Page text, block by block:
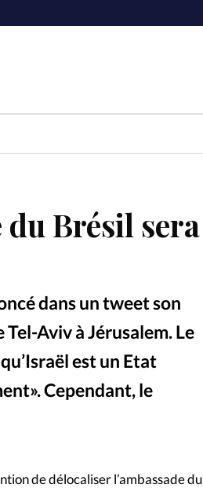
Faire un don
La rédaction
Mon compte
du Brésil sera
dans un tweet son
Aviv à Jérusalem. Le
est un Etat
Cependant, le
de délocaliser l’ambassade du